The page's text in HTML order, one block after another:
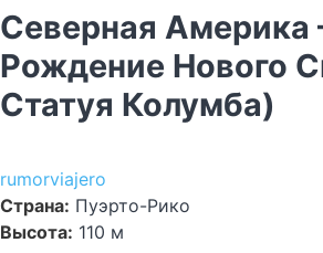
Северная
Рождение Нового
Статуя Колумба)
rumorviajero
Страна: Пуэрто-Рико
Высота: 110 м